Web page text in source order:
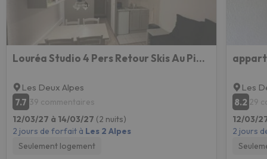
Louréa Studio 4 Pers Retour Skis Au Pieds
Les Deux Alpes
7.7 39 commentaires
12/03/27 à 14/03/27 (2 nuits)
2 jours de forfait à Les 2 Alpes
Seulement logement
Les
8.2 29
12/03/
2 jours